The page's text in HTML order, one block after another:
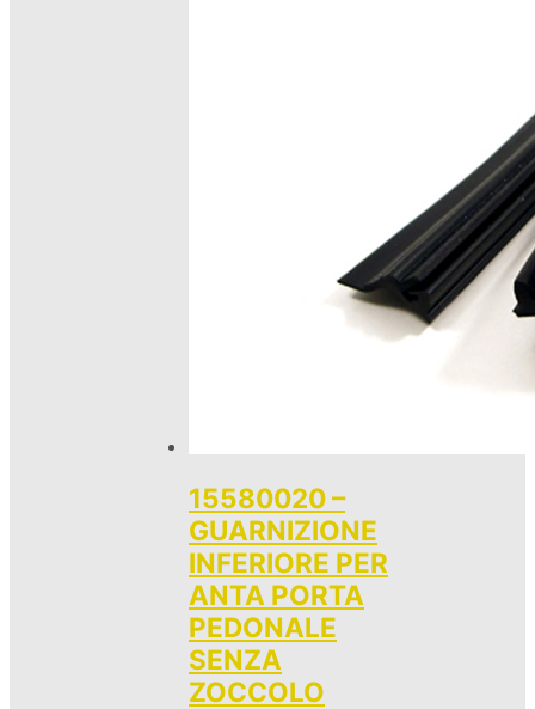
15580020 –
GUARNIZIONE
INFERIORE PER
ANTA PORTA
PEDONALE
SENZA
ZOCCOLO